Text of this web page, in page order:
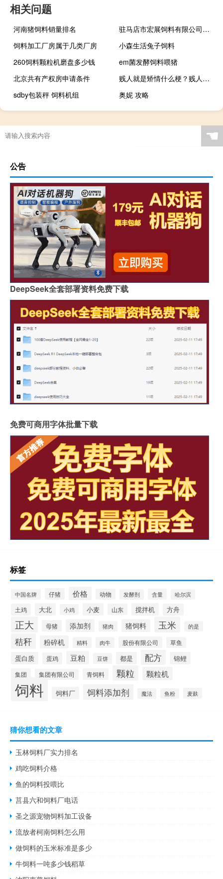
相关问题
河南猪饲料销量排名
驻马店市宏展饲料有限公司营业执照
饲料加工厂房属于几类厂房
小森生活兔子饲料
260饲料颗粒机磨盘多少钱
em菌发酵饲料喂猪
北京共有产权房申请条件
贱人就是矫情什么梗？贱人就是矫情是什么意思什么梗
sdby包装秤 饲料机组
奥妮 攻略
☚
公告
DeepSeek全套部署资料免费下载
免费可商用字体批量下载
标签
中国名牌 仔猪 价格 动物 发酵剂 含量 哈尔滨
土鸡 大北 小鸡 小麦 山东 搅拌机 方舟
正大 母猪 添加剂 猪肉 猪饲料 玉米 的是
秸秆 粉碎机 精料 肉牛 股份有限公司 草鱼
蛋白质 蛋鸡 豆粕 豆饼 都是 配方 锦鲤
集团 集团有限公司 青饲料 颗粒 颗粒机
饲料 饲料厂 饲料添加剂 魔法 鱼粉 麦麸
猜你想看的文章
玉林饲料厂实力排名
鸡吃饲料介格
鱼的饲料投喂比
莒县六和饲料厂电话
圣之源宠物饲料加工设备
流放者柯南饲料怎么用
做饲料的玉米标准是多少
牛饲料一吨多少钱稻草